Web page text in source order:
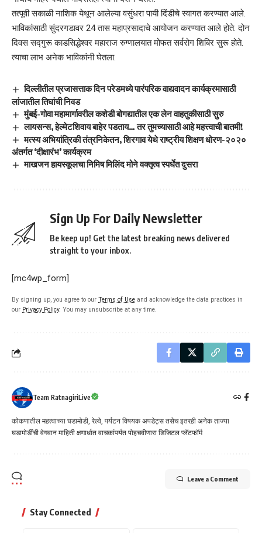
तत्पूवी सकाळी नाशिक येथून आलेल्या वसुंधरा पायी दिंडीचे स्वागत करण्यात आले.
भाविकांसाठी सुंदरगडावर 24 तास महाप्रसादाचे आयोजन करण्यात आले होते. दोन
दिवस सद्गुरू काडसिद्धेश्वर महाराज रुग्णालयात मोफत सर्वरोग शिबिर सुरू होते.
त्याचा लाभ अनेक भाविकांनी घेतला.
दिल्लीतील प्रजासत्ताक दिन परेडमध्ये पारंपरिक वाद्यवादन कार्यक्रमासाठी
लांजातील तिघांची निवड
मुंबई-गोवा महामार्गावरील कशेडी बोगद्यातील एक लेन वाहतुकीसाठी सुरु
लायसन्स, हेल्मेटशिवाय बाहेर पडताय… तर तुमच्यासाठी आहे महत्त्वाची बातमी!
मत्स्य अभियांत्रिकी तंत्रनिकेतन, शिरगाव येथे राष्ट्रीय शिक्षण धोरण-२०२०
अंतर्गत ‘दीक्षारंभ’ कार्यक्रम
माखजन हायस्कूलचा निमिष मिलिंद मोने वक्तृत्व स्पर्धेत दुसरा
Sign Up For Daily Newsletter
Be keep up! Get the latest breaking news delivered
straight to your inbox.
[mc4wp_form]
By signing up, you agree to our Terms of Use and acknowledge the data practices in
our Privacy Policy. You may unsubscribe at any time.
Team RatnagiriLive
कोकणातील महत्वाच्या घडामोडी, रेल्वे, पर्यटन विषयक अपडेट्स तसेच इतरही अनेक ताज्या
घडामोडींची वेगवान माहिती क्षणार्धात वाचकांपर्यत पोहचवीणारा डिजिटल प्लॅटफॉर्म
Leave a Comment
Stay Connected